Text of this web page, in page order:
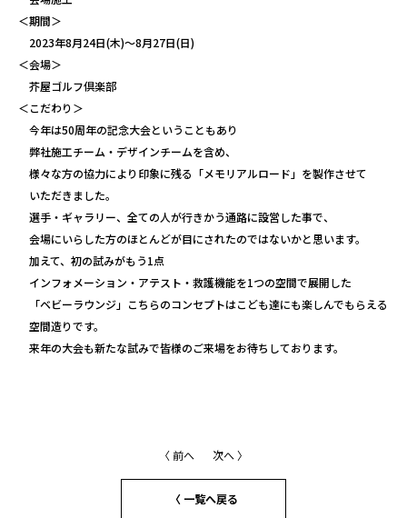
＜期間＞
2023年8月24日(木)～8月27日(日)
＜会場＞
芥屋ゴルフ倶楽部
＜こだわり＞
今年は50周年の記念大会ということもあり
弊社施工チーム・デザインチームを含め、
様々な方の協力により印象に残る「メモリアルロード」を製作させて
いただきました。
選手・ギャラリー、全ての人が行きかう通路に設営した事で、
会場にいらした方のほとんどが目にされたのではないかと思います。
加えて、初の試みがもう1点
インフォメーション・アテスト・救護機能を1つの空間で展開した
「ベビーラウンジ」こちらのコンセプトはこども達にも楽しんでもらえる
空間造りです。
来年の大会も新たな試みで皆様のご来場をお待ちしております。
〈 前へ 次へ 〉
〈 一覧へ戻る